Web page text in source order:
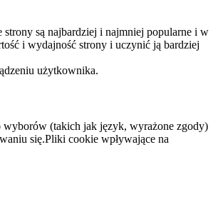
są najbardziej i najmniej popularne i w
i wydajność strony i uczynić ją bardziej
użytkownika.
(takich jak język, wyrażone zgody)
się.Pliki cookie wpływające na